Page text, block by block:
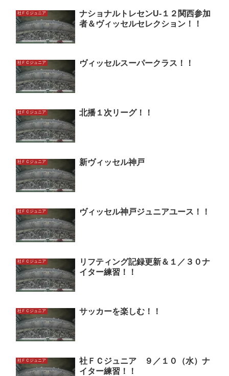
社ＦＣジュニア
ナショナルトレセンU-１２関西参加
者＆ヴィッセルセレクション！！
社ＦＣジュニア ヴィッセルスーパークラス！！
社ＦＣジュニア 北播１次リーグ！！
社ＦＣジュニア 新ヴィッセル神戸
社ＦＣジュニア ヴィッセル神戸ジュニアユース！！
社ＦＣジュニア
リフティング記録更新＆１／３０ナ
イター練習！！
社ＦＣジュニア サッカーを楽しむ！！
社ＦＣジュニア
社ＦＣジュニア ９／１０（水）ナ
イター練習！！